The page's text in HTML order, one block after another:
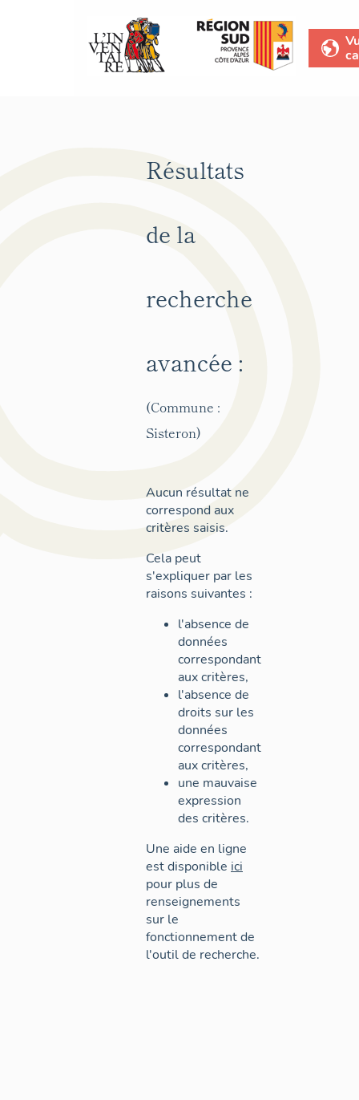
Résultats
de la
recherche
avancée :
(Commune :
Sisteron)
Aucun résultat ne
correspond aux
critères saisis.
Cela peut
s'expliquer par les
raisons suivantes :
l'absence de
données
correspondant
aux critères,
l'absence de
droits sur les
données
correspondant
aux critères,
une mauvaise
expression
des critères.
Une aide en ligne
est disponible ici
pour plus de
renseignements
sur le
fonctionnement de
l'outil de recherche.